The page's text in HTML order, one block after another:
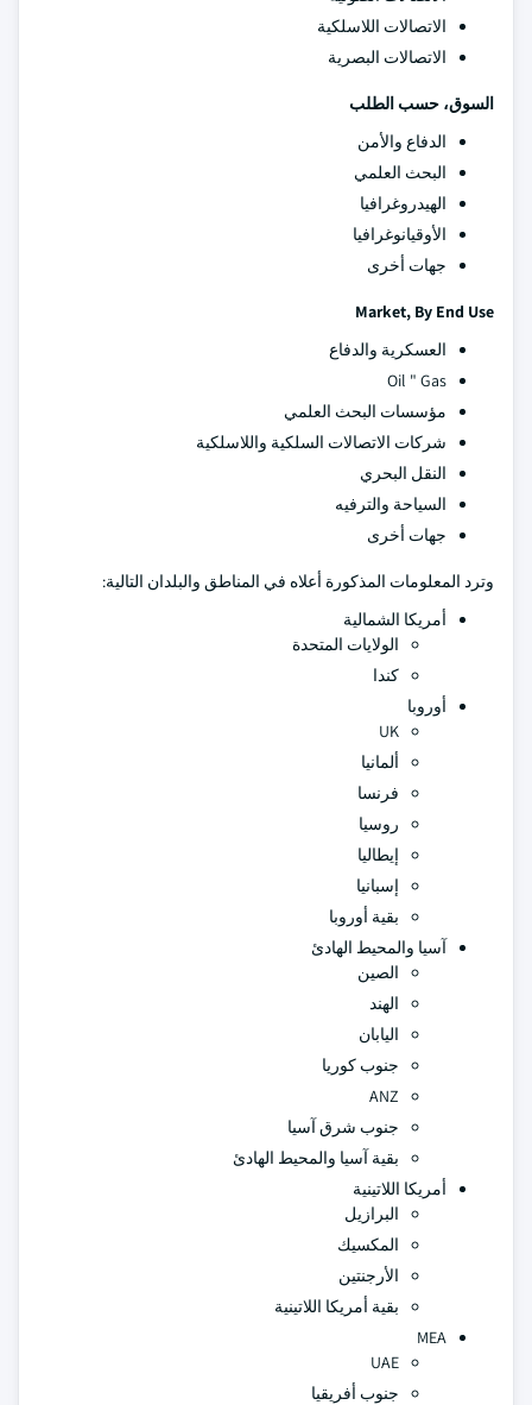
الاتصالات اللاسلكية
الاتصالات البصرية
السوق، حسب الطلب
الدفاع والأمن
البحث العلمي
الهيدروغرافيا
الأوقيانوغرافيا
جهات أخرى
Market, By End Use
العسكرية والدفاع
Oil " Gas
مؤسسات البحث العلمي
شركات الاتصالات السلكية واللاسلكية
النقل البحري
السياحة والترفيه
جهات أخرى
وترد المعلومات المذكورة أعلاه في المناطق والبلدان التالية:
أمريكا الشمالية
الولايات المتحدة
كندا
أوروبا
UK
ألمانيا
فرنسا
روسيا
إيطاليا
إسبانيا
بقية أوروبا
آسيا والمحيط الهادئ
الصين
الهند
اليابان
جنوب كوريا
ANZ
جنوب شرق آسيا
بقية آسيا والمحيط الهادئ
أمريكا اللاتينية
البرازيل
المكسيك
الأرجنتين
بقية أمريكا اللاتينية
MEA
UAE
جنوب أفريقيا